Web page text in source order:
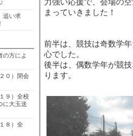
追い求
の方によ
０）閉会
９）全校
に大玉送
８）全
力強い応援で、会場の
まっていきました！
前半は、競技は奇数学
心でした。
後半は、偶数学年が競
ります。